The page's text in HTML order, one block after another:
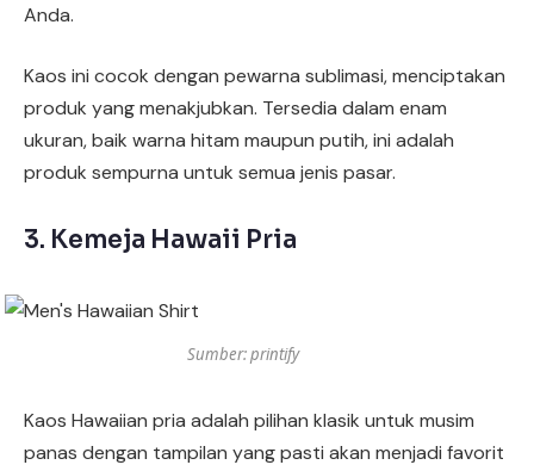
Anda.
Kaos ini cocok dengan pewarna sublimasi, menciptakan
produk yang menakjubkan. Tersedia dalam enam
ukuran, baik warna hitam maupun putih, ini adalah
produk sempurna untuk semua jenis pasar.
3. Kemeja Hawaii Pria
Sumber: printify
Kaos Hawaiian pria adalah pilihan klasik untuk musim
panas dengan tampilan yang pasti akan menjadi favorit